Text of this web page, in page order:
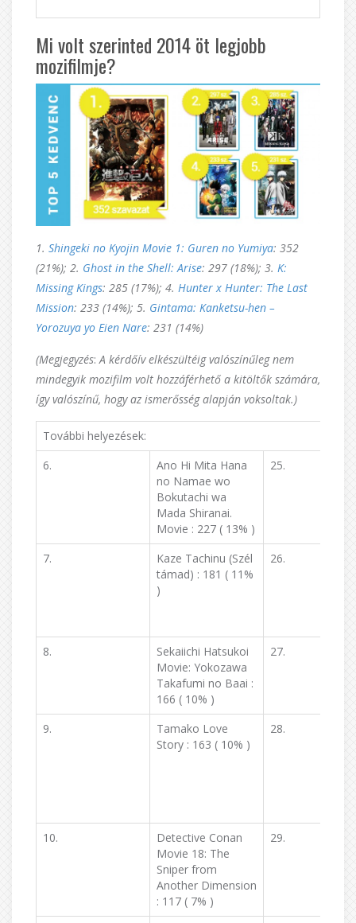
Mi volt szerinted 2014 öt legjobb
mozifilmje?
1. Shingeki no Kyojin Movie 1: Guren no Yumiya: 352
(21%); 2. Ghost in the Shell: Arise: 297 (18%); 3. K:
Missing Kings: 285 (17%); 4. Hunter x Hunter: The Last
Mission: 233 (14%); 5. Gintama: Kanketsu-hen –
Yorozuya yo Eien Nare: 231 (14%)
(Megjegyzés:A kérdőív elkészültéig valószínűleg nem
mindegyik mozifilm volt hozzáférhető a kitöltők számára,
így valószínű, hogy az ismerősség alapján voksoltak.)
További helyezések:
6.
Ano Hi Mita Hana
no Namae wo
Bokutachi wa
Mada Shiranai.
Movie : 227 ( 13% )
25.
7.
Kaze Tachinu (Szél
támad) : 181 ( 11%
)
26.
8.
Sekaiichi Hatsukoi
Movie: Yokozawa
Takafumi no Baai :
166 ( 10% )
27.
9.
Tamako Love
Story : 163 ( 10% )
28.
10.
Detective Conan
Movie 18: The
Sniper from
Another Dimension
: 117 ( 7% )
29.